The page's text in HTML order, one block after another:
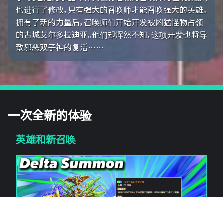
也进行了修改，只有强大的召唤师才能召唤强大的英雄。
拥有了新的力量后，召唤师们开始开发被凶猛怪物占领
的古城艾尔多拉迪亚。他们却浑然不知，这项开发也将导
致邪恶双子神的复活……
一次全新的体验
英雄和新召唤